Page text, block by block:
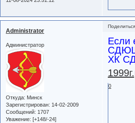
Administrator
Администратор
Откуда: Минск
Зарегистрирован: 14-02-2009
Сообщений: 1707
Уважение: [+148/-24]
Если
ХК
0